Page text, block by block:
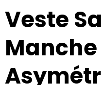
Veste
Manche